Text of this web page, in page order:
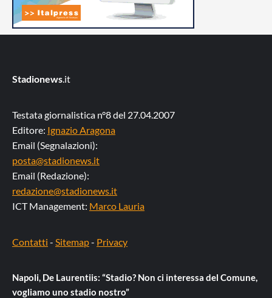
Stadionews.it
Testata giornalistica n°8 del 27.04.2007
Editore: Ignazio Aragona
Email (Segnalazioni):
posta@stadionews.it
Email (Redazione):
redazione@stadionews.it
ICT Management: Marco Lauria
Contatti - Sitemap- Privacy
Napoli, De Laurentiis: “Stadio? Non ci interessa del Comune,
vogliamo uno stadio nostro”